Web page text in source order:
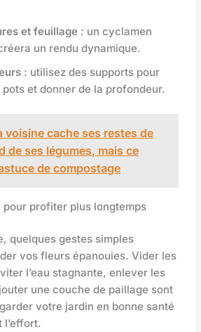
et feuillage : un cyclamen
un rendu dynamique.
: utilisez des supports pour
et donner de la profondeur.
voisine cache ses restes de
de ses légumes, mais ce
de compostage
profiter plus longtemps
quelques gestes simples
vos fleurs épanouies. Vider les
l’eau stagnante, enlever les
une couche de paillage sont
votre jardin en bonne santé
l’effort.